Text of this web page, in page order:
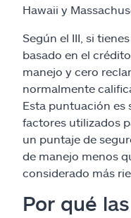
Hawaii y
Según el III, si
basado en el
manejo y cero
normalmente
Esta puntuación es
factores utilizados
un puntaje de
de manejo menos
considerado más
Por qué